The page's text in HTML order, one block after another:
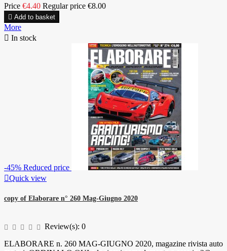
Price €4.40 Regular price €8.00
 Add to basket
More
 In stock
-45% Reduced price
Quick view
copy of Elaborare n° 260 Mag-Giugno 2020
Review(s): 0
ELABORARE n. 260 MAG-GIUGNO 2020, magazine rivista auto